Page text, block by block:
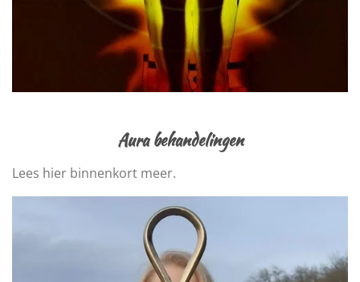
Aura behandelingen
Lees hier binnenkort meer.